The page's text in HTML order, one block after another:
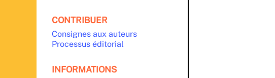
CONTRIBUER
Consignes aux auteurs
Processus éditorial
INFORMATIONS